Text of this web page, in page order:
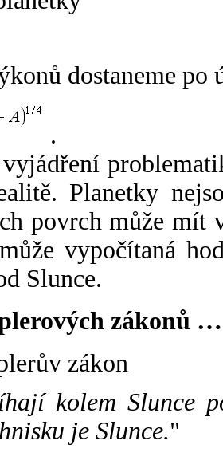
dostaneme po
.
Planetky
povrch může mít
vypočítaná
Slunce.
zákonů …
zákon
kolem Slunce
je Slunce."